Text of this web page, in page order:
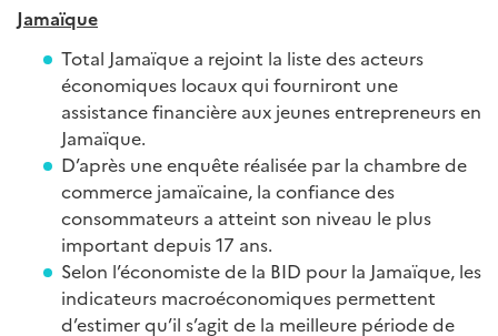
Jamaïque
Total Jamaïque a rejoint la liste des acteurs
économiques locaux qui fourniront une
assistance financière aux jeunes entrepreneurs en
Jamaïque.
D’après une enquête réalisée par la chambre de
commerce jamaïcaine, la confiance des
consommateurs a atteint son niveau le plus
important depuis 17 ans.
Selon l’économiste de la BID pour la Jamaïque, les
indicateurs macroéconomiques permettent
d’estimer qu’il s’agit de la meilleure période de